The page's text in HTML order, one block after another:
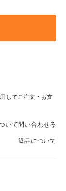
してご注文・お支
いて問い合わせる
返品について